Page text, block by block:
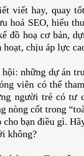
viết hay, quay
hoá SEO, hiểu
đồ hoạ cơ bản,
chịu áp lực
những dự án
viên có thể
người trẻ có tư
nòng cốt trong
bạn điều gì.
không?